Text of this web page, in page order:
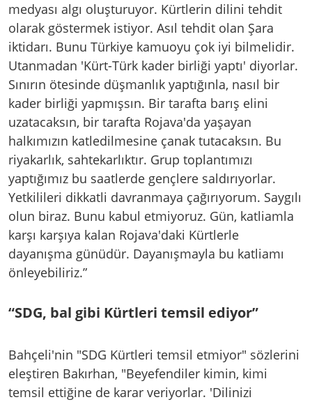
medyası algı oluşturuyor. Kürtlerin dilini tehdit
olarak göstermek istiyor. Asıl tehdit olan Şara
iktidarı. Bunu Türkiye kamuoyu çok iyi bilmelidir.
Utanmadan 'Kürt-Türk kader birliği yaptı' diyorlar.
Sınırın ötesinde düşmanlık yaptığınla, nasıl bir
kader birliği yapmışsın. Bir tarafta barış elini
uzatacaksın, bir tarafta Rojava'da yaşayan
halkımızın katledilmesine çanak tutacaksın. Bu
riyakarlık, sahtekarlıktır. Grup toplantımızı
yaptığımız bu saatlerde gençlere saldırıyorlar.
Yetkilileri dikkatli davranmaya çağırıyorum. Saygılı
olun biraz. Bunu kabul etmiyoruz. Gün, katliamla
karşı karşıya kalan Rojava'daki Kürtlerle
dayanışma günüdür. Dayanışmayla bu katliamı
önleyebiliriz.”
“SDG, bal gibi Kürtleri temsil ediyor”
Bahçeli'nin "SDG Kürtleri temsil etmiyor" sözlerini
eleştiren Bakırhan, "Beyefendiler kimin, kimi
temsil ettiğine de karar veriyorlar. 'Dilinizi